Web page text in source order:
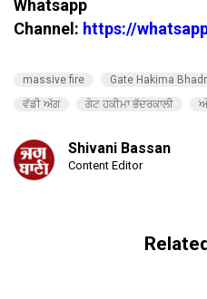
Whatsapp
Channel: https://
massive fire Gate Hakima
ਵੱਡੀ ਅੱਗ
ਗੇਟ ਹਕੀਮਾ ਭੱਦਰਕਾਲੀ
Shivani Bassan
Content Editor